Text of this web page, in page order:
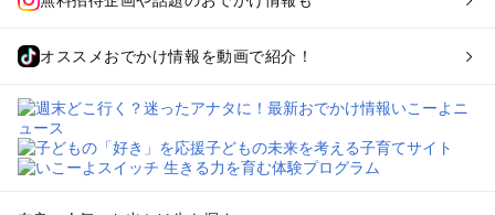
オススメおでかけ情報を動画で紹介！